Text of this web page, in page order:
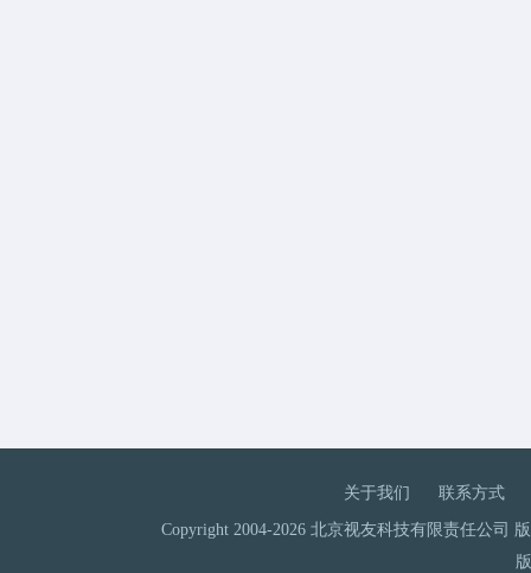
关于我们 联系方式
Copyright 2004-2026 北京视友科技有限责任公司